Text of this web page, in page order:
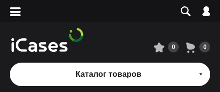
Вход
Сервисный центр
О магазине
0 0
Каталог товаров